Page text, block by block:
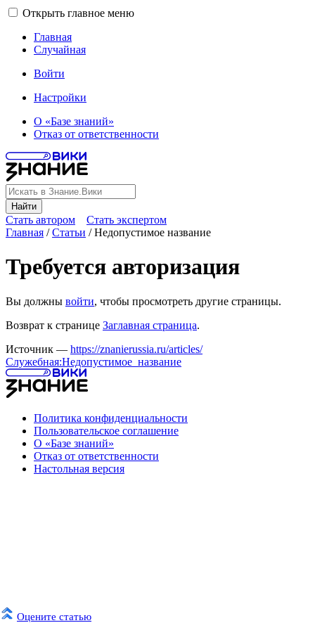
Открыть главное меню
Главная
Случайная
Войти
Настройки
О «Базе знаний»
Отказ от ответственности
Найти
Стать автором Стать экспертом
Оцените статью
Главная /Статьи /Недопустимое название
Требуется авторизация
Вы должны войти, чтобы просмотреть другие страницы.
Возврат к странице Заглавная страница.
Источник — https://znanierussia.ru/articles/
Служебная:Недопустимое_название
Политика конфиденциальности
Пользовательское соглашение
О «Базе знаний»
Отказ от ответственности
Настольная версия